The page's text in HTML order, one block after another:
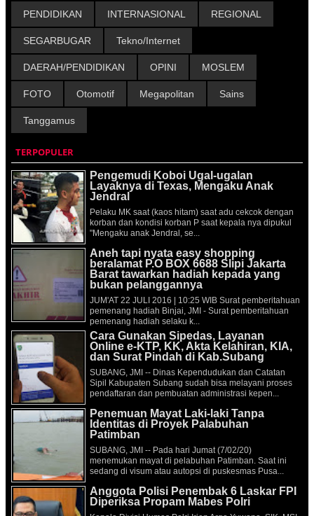
PENDIDIKAN INTERNASIONAL REGIONAL
SEGARBUGAR Tekno/Internet
DAERAH/PENDIDIKAN OPINI MOSLEM
FOTO Otomotif Megapolitan Sains
Tanggamus
TERPOPULER
Pengemudi Koboi Ugal-ugalan
Layaknya di Texas, Mengaku Anak
Jendral
Pelaku MK saat (kaos hitam) saat adu cekcok dengan
korban dan kondisi korban P saat kepala nya dipukul
"Mengaku anak Jendral, se...
Aneh tapi nyata easy shopping
beralamat P.O BOX 6688 Slipi Jakarta
Barat tawarkan hadiah kepada yang
bukan pelanggannya
JUM'AT 22 JULI 2016 | 10:25 WIB Surat pemberitahuan
pemenang hadiah Binjai, JMI - Surat pemberitahuan
pemenang hadiah selaku k...
Cara Gunakan Sipedas, Layanan
Online e-KTP, KK, Akta Kelahiran, KIA,
dan Surat Pindah di Kab.Subang
SUBANG, JMI -- Dinas Kependudukan dan Catatan
Sipil Kabupaten Subang sudah bisa melayani proses
pendaftaran dan pembuatan administrasi kepen...
Penemuan Mayat Laki-laki Tanpa
Identitas di Proyek Palabuhan
Patimban
SUBANG, JMI -- Pada hari Jumat (7/02/20)
menemukan mayat di pelabuhan Patimban. Saat ini
sedang di visum atau autopsi di puskesmas Pusa...
Anggota Polisi Penembak 6 Laskar FPI
Diperiksa Propam Mabes Polri